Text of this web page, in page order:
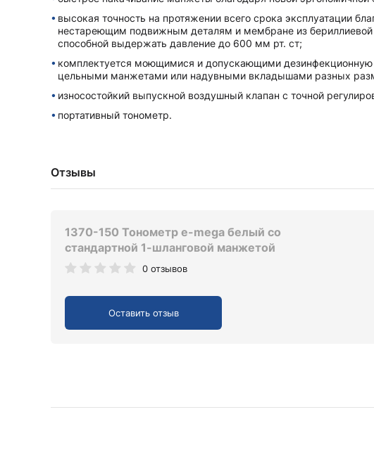
высокая точность на протяжении всего срока эксплуатации
нестареющим подвижным деталям и мембране из
способной выдержать давление до 600 мм рт. ст;
комплектуется моющимися и допускающими дезинфекционную
цельными манжетами или надувными вкладышами разныx
износостойкий выпускной воздушный клапан с точной
портативный тонометр.
Отзывы
1370-150 Тонометр e-mega белый со
стандартной 1-шланговой манжетой
0 отзывов
Оставить отзыв